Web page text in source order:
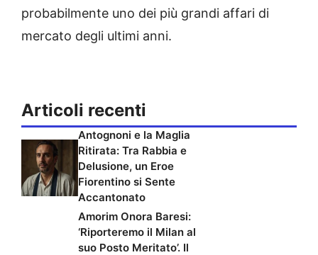
probabilmente uno dei più grandi affari di
mercato degli ultimi anni.
Articoli recenti
Antognoni e la Maglia
Ritirata: Tra Rabbia e
Delusione, un Eroe
Fiorentino si Sente
Accantonato
Amorim Onora Baresi:
‘Riporteremo il Milan al
suo Posto Meritato’. Il